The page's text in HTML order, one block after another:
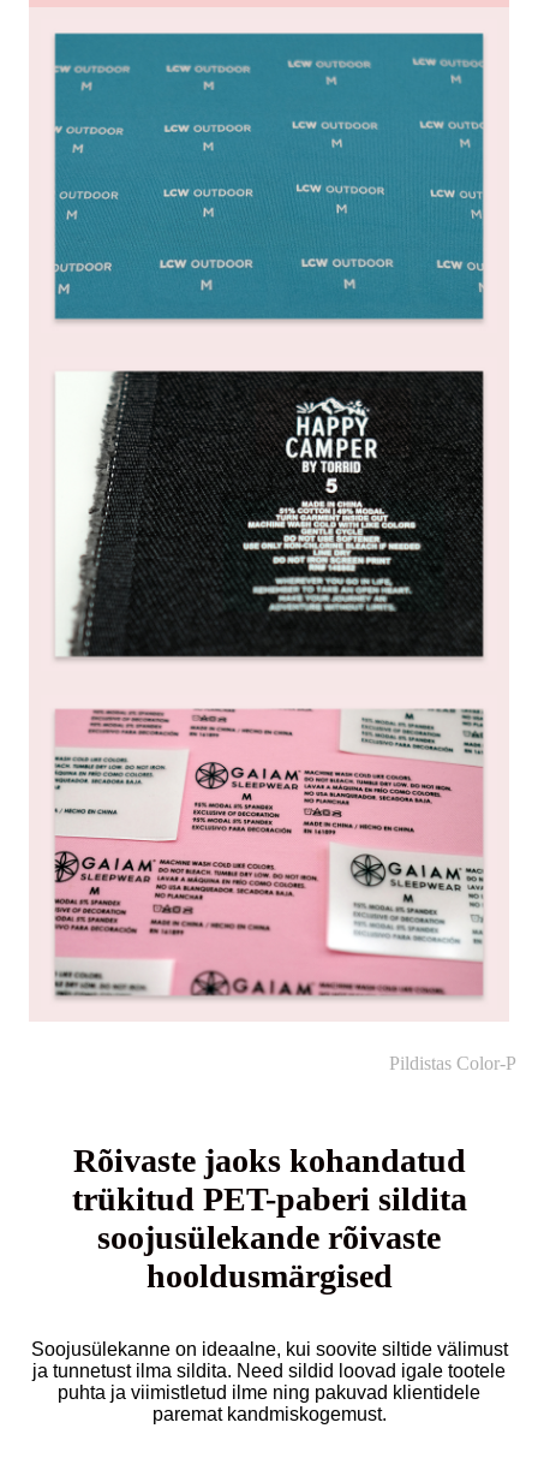
Pildistas Color-P
Rõivaste jaoks kohandatud
trükitud PET-paberi sildita
soojusülekande rõivaste
hooldusmärgised
Soojusülekanne on ideaalne, kui soovite siltide välimust
ja tunnetust ilma sildita. Need sildid loovad igale tootele
puhta ja viimistletud ilme ning pakuvad klientidele
paremat kandmiskogemust.